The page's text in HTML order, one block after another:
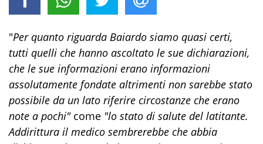
"Per quanto riguarda Baiardo siamo quasi certi,
tutti quelli che hanno ascoltato le sue dichiarazioni,
che le sue informazioni erano informazioni
assolutamente fondate altrimenti non sarebbe stato
possibile da un lato riferire circostanze che erano
note a pochi" come "lo stato di salute del latitante.
Addirittura il medico sembrerebbe che abbia